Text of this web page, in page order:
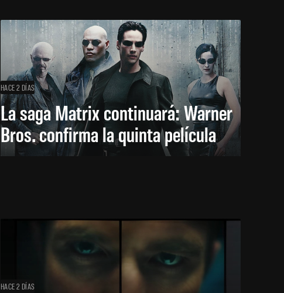
HACE 2 DÍAS
La saga Matrix continuará: Warner
Bros. confirma la quinta película
HACE 2 DÍAS